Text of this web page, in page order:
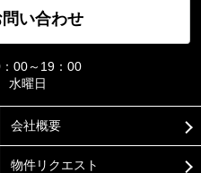
い合わせ
00～19：00
水曜日
会社概要
物件リクエスト